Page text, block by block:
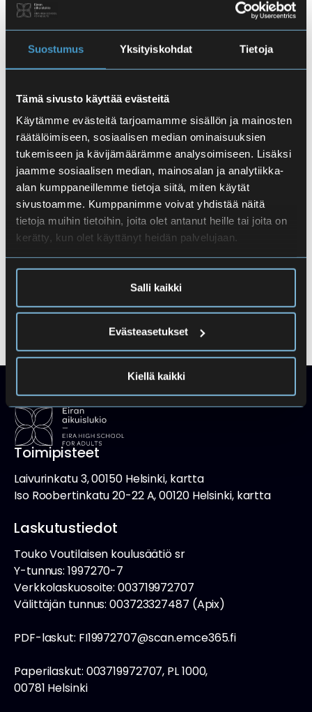
Suostumus Yksityiskohdat Tietoja
Tämä sivusto käyttää evästeitä
Käytämme evästeitä tarjoamamme sisällön ja mainosten
räätälöimiseen, sosiaalisen median ominaisuuksien
tukemiseen ja kävijämäärämme analysoimiseen. Lisäksi
jaamme sosiaalisen median, mainosalan ja analytiikka-
alan kumppaneillemme tietoja siitä, miten käytät
sivustoamme. Kumppanimme voivat yhdistää näitä
tietoja muihin tietoihin, joita olet antanut heille tai joita on
kerätty, kun olet käyttänyt heidän palvelujaan.
Salli kaikki
Evästeasetukset
Kiellä kaikki
Alkuinfo lukion alusta aloittaville
11.8.2026 10.00
12.00
Alkuinfo toisesta lukiosta siirtyville
Peruskoulun orientaatiopäivät
Toimipisteet
Laivurinkatu 3, 00150 Helsinki, kartta
Iso Roobertinkatu 20-22 A, 00120 Helsinki, kartta
Laskutustiedot
Touko Voutilaisen koulusäätiö sr
Y-tunnus: 1997270-7
Verkkolaskuosoite: 003719972707
Välittäjän tunnus: 003723327487 (Apix)
PDF-laskut: FI19972707@scan.emce365.fi
Paperilaskut: 003719972707, PL 1000,
00781 Helsinki